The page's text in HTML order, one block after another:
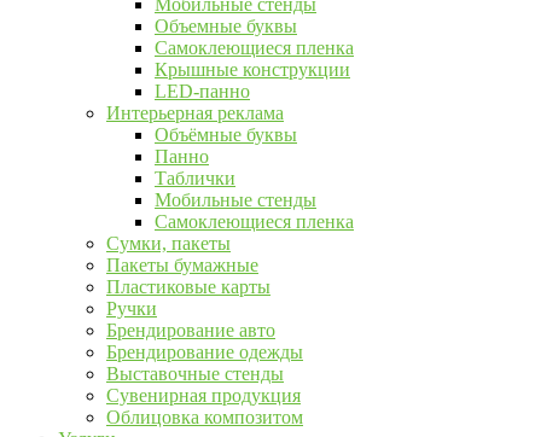
Мобильные стенды
Объемные буквы
Самоклеющиеся пленка
Крышные конструкции
LED-панно
Интерьерная реклама
Объёмные буквы
Панно
Таблички
Мобильные стенды
Самоклеющиеся пленка
Сумки, пакеты
Пакеты бумажные
Пластиковые карты
Ручки
Брендирование авто
Брендирование одежды
Выставочные стенды
Сувенирная продукция
Облицовка композитом